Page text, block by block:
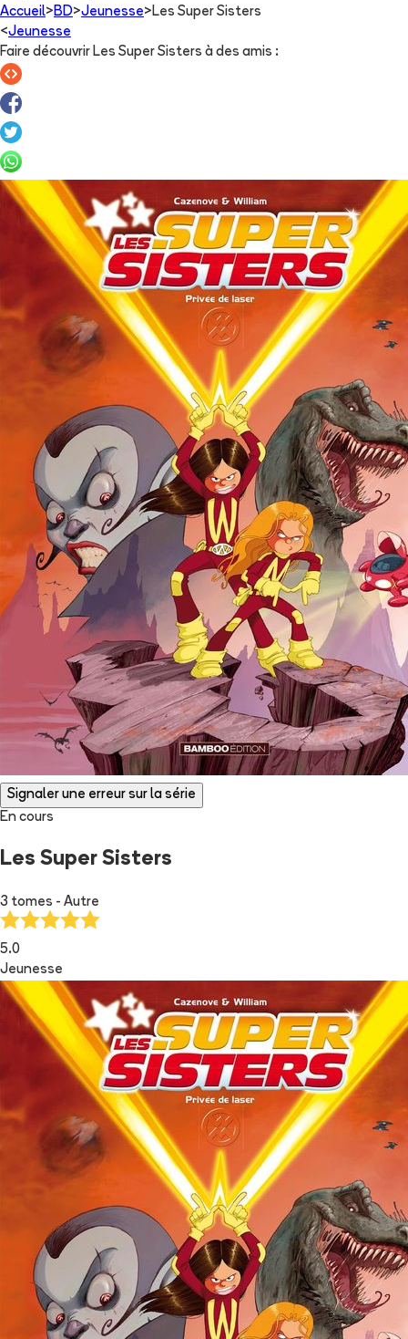
Accueil> BD>Jeunesse> Les Super Sisters
<Jeunesse
Faire découvrir Les Super Sisters à des amis :
Signaler une erreur sur la série
En cours
Les Super Sisters
3 tomes - Autre
5.0
Jeunesse